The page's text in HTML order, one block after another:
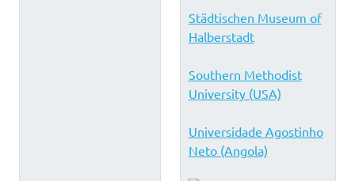
Städtischen Museum of
Halberstadt
Southern Methodist
University (USA)
Universidade Agostinho
Neto (Angola)